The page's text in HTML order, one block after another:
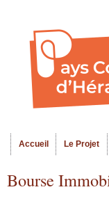
Menu principal
Accueil Le Projet
Bourse